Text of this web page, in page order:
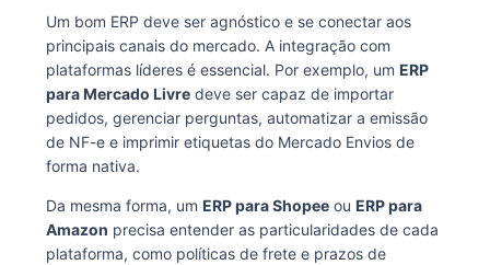
Um bom ERP deve ser agnóstico e se conectar aos
principais canais do mercado. A integração com
plataformas líderes é essencial. Por exemplo, um ERP
para Mercado Livredeve ser capaz de importar
pedidos, gerenciar perguntas, automatizar a emissão
de NF-e e imprimir etiquetas do Mercado Envios de
forma nativa.
Da mesma forma, um ERP para Shopeeou ERP para
Amazon precisa entender as particularidades de cada
plataforma, como políticas de frete e prazos de